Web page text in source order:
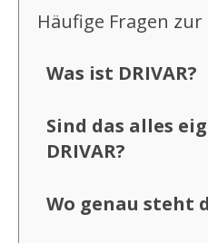
Häufige Fragen zur
Was ist DRIVAR?
Sind das alles
DRIVAR?
Wo genau steht